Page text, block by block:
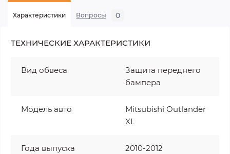
Характеристики Вопросы 0
ТЕХНИЧЕСКИЕ ХАРАКТЕРИСТИКИ
Вид обвеса
Защита переднего
бампера
Модель авто
Mitsubishi Outlander
XL
Года выпуска 2010-2012